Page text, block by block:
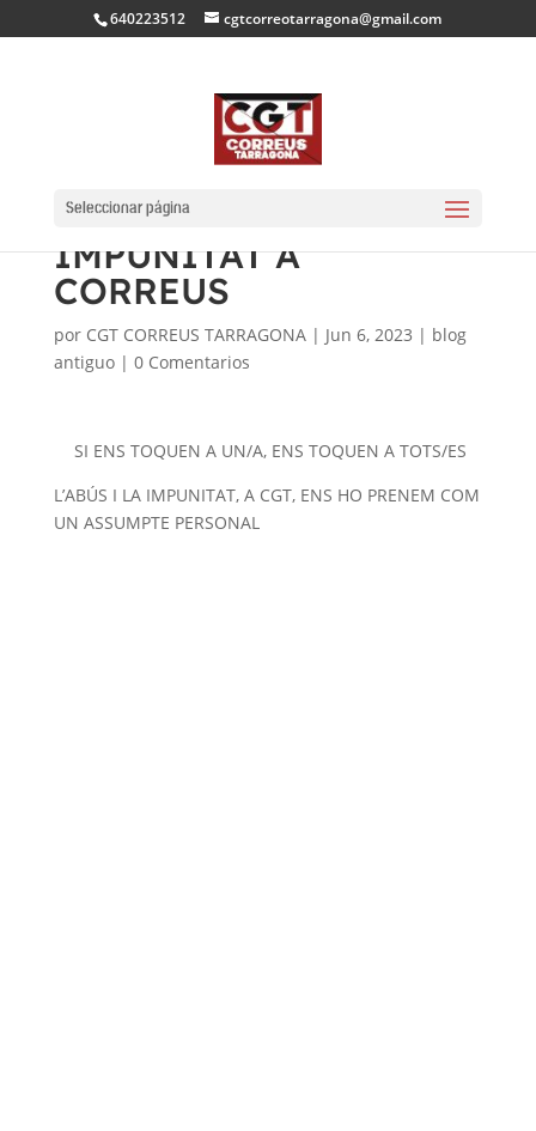
640223512 cgtcorreotarragona@gmail.com
Seleccionar página
L’ASSETJAMENT I LA
IMPUNITAT A
CORREUS
por CGT CORREUS TARRAGONA| Jun 6, 2023 | blog
antiguo| 0 Comentarios
SI ENS TOQUEN A UN/A, ENS TOQUEN A TOTS/ES
L’ABÚS I LA IMPUNITAT, A CGT, ENS HO PRENEM COM
UN ASSUMPTE PERSONAL